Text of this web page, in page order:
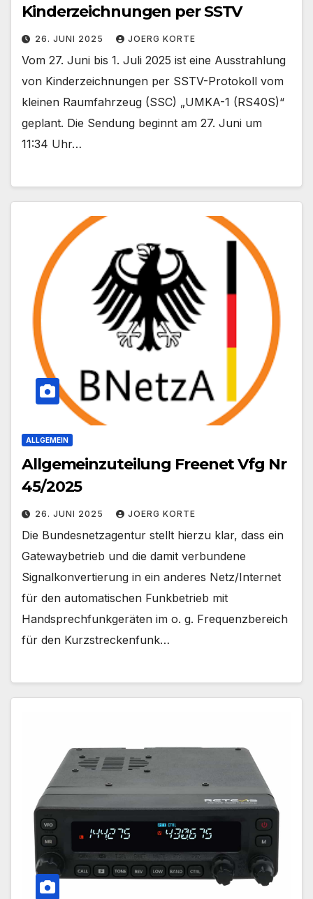
Kinderzeichnungen per SSTV
26. JUNI 2025 JOERG KORTE
Vom 27. Juni bis 1. Juli 2025 ist eine Ausstrahlung
von Kinderzeichnungen per SSTV-Protokoll vom
kleinen Raumfahrzeug (SSC) „UMKA-1 (RS40S)“
geplant. Die Sendung beginnt am 27. Juni um
11:34 Uhr…
ALLGEMEIN
Allgemeinzuteilung Freenet Vfg Nr
45/2025
26. JUNI 2025 JOERG KORTE
Die Bundesnetzagentur stellt hierzu klar, dass ein
Gatewaybetrieb und die damit verbundene
Signalkonvertierung in ein anderes Netz/Internet
für den automatischen Funkbetrieb mit
Handsprechfunkgeräten im o. g. Frequenzbereich
für den Kurzstreckenfunk…